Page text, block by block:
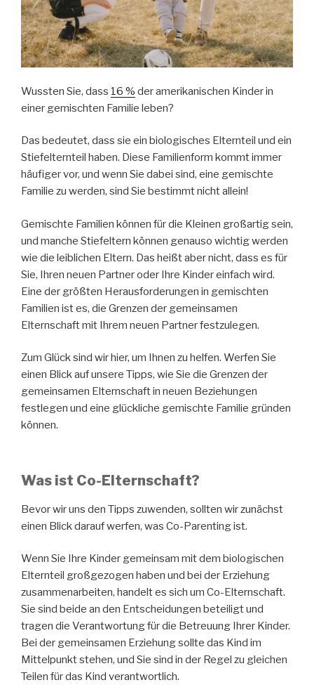
Wussten Sie, dass 16 % der amerikanischen Kinder in
einer gemischten Familie leben?
Das bedeutet, dass sie ein biologisches Elternteil und ein
Stiefelternteil haben. Diese Familienform kommt immer
häufiger vor, und wenn Sie dabei sind, eine gemischte
Familie zu werden, sind Sie bestimmt nicht allein!
Gemischte Familien können für die Kleinen großartig sein,
und manche Stiefeltern können genauso wichtig werden
wie die leiblichen Eltern. Das heißt aber nicht, dass es für
Sie, Ihren neuen Partner oder Ihre Kinder einfach wird.
Eine der größten Herausforderungen in gemischten
Familien ist es, die Grenzen der gemeinsamen
Elternschaft mit Ihrem neuen Partner festzulegen.
Zum Glück sind wir hier, um Ihnen zu helfen. Werfen Sie
einen Blick auf unsere Tipps, wie Sie die Grenzen der
gemeinsamen Elternschaft in neuen Beziehungen
festlegen und eine glückliche gemischte Familie gründen
können.
Was ist Co-Elternschaft?
Bevor wir uns den Tipps zuwenden, sollten wir zunächst
einen Blick darauf werfen, was Co-Parenting ist.
Wenn Sie Ihre Kinder gemeinsam mit dem biologischen
Elternteil großgezogen haben und bei der Erziehung
zusammenarbeiten, handelt es sich um Co-Elternschaft.
Sie sind beide an den Entscheidungen beteiligt und
tragen die Verantwortung für die Betreuung Ihrer Kinder.
Bei der gemeinsamen Erziehung sollte das Kind im
Mittelpunkt stehen, und Sie sind in der Regel zu gleichen
Teilen für das Kind verantwortlich.